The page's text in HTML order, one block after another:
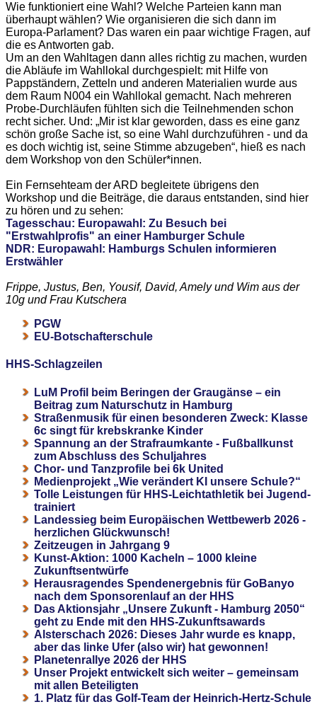
Wie funktioniert eine Wahl? Welche Parteien kann man
überhaupt wählen? Wie organisieren die sich dann im
Europa-Parlament? Das waren ein paar wichtige Fragen, auf
die es Antworten gab.
Um an den Wahltagen dann alles richtig zu machen, wurden
die Abläufe im Wahllokal durchgespielt: mit Hilfe von
Pappständern, Zetteln und anderen Materialien wurde aus
dem Raum N004 ein Wahllokal gemacht. Nach mehreren
Probe-Durchläufen fühlten sich die Teilnehmenden schon
recht sicher. Und: „Mir ist klar geworden, dass es eine ganz
schön große Sache ist, so eine Wahl durchzuführen - und da
es doch wichtig ist, seine Stimme abzugeben“, hieß es nach
dem Workshop von den Schüler*innen.
Ein Fernsehteam der ARD begleitete übrigens den
Workshop und die Beiträge, die daraus entstanden, sind hier
zu hören und zu sehen:
Tagesschau: Europawahl: Zu Besuch bei
"Erstwahlprofis" an einer Hamburger Schule
NDR: Europawahl: Hamburgs Schulen informieren
Erstwähler
Frippe, Justus, Ben, Yousif, David, Amely und Wim aus der
10g und Frau Kutschera
PGW
EU-Botschafterschule
HHS-Schlagzeilen
LuM Profil beim Beringen der Graugänse – ein
Beitrag zum Naturschutz in Hamburg
Straßenmusik für einen besonderen Zweck: Klasse
6c singt für krebskranke Kinder
Spannung an der Strafraumkante - Fußballkunst
zum Abschluss des Schuljahres
Chor- und Tanzprofile bei 6k United
Medienprojekt „Wie verändert KI unsere Schule?“
Tolle Leistungen für HHS-Leichtathletik bei Jugend-
trainiert
Landessieg beim Europäischen Wettbewerb 2026 -
herzlichen Glückwunsch!
Zeitzeugen in Jahrgang 9
Kunst-Aktion: 1000 Kacheln – 1000 kleine
Zukunftsentwürfe
Herausragendes Spendenergebnis für GoBanyo
nach dem Sponsorenlauf an der HHS
Das Aktionsjahr „Unsere Zukunft - Hamburg 2050“
geht zu Ende mit den HHS-Zukunftsawards
Alsterschach 2026: Dieses Jahr wurde es knapp,
aber das linke Ufer (also wir) hat gewonnen!
Planetenrallye 2026 der HHS
Unser Projekt entwickelt sich weiter – gemeinsam
mit allen Beteiligten
1. Platz für das Golf-Team der Heinrich-Hertz-Schule